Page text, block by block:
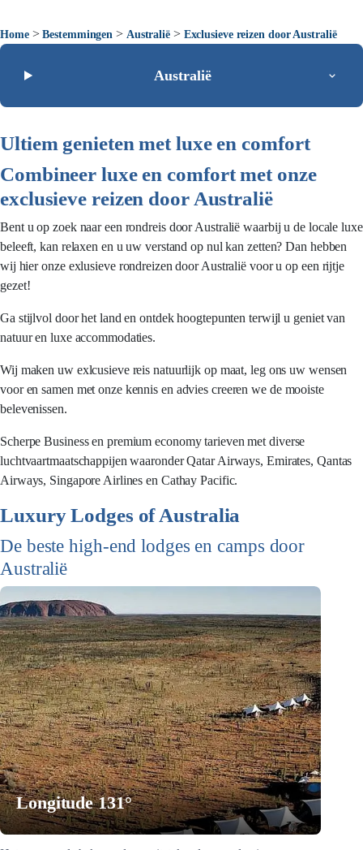
Home>Bestemmingen > Australië> Exclusieve reizen door Australië
Australië
Ultiem genieten met luxe en comfort
Combineer luxe en comfort met onze
exclusieve reizen door Australië
Bent u op zoek naar een rondreis door Australië waarbij u de locale luxe
beleeft, kan relaxen en u uw verstand op nul kan zetten? Dan hebben
wij hier onze exlusieve rondreizen door Australië voor u op een rijtje
gezet!
Ga stijlvol door het land en ontdek hoogtepunten terwijl u geniet van
natuur en luxe accommodaties.
Wij maken uw exlcusieve reis natuurlijk op maat, leg ons uw wensen
voor en samen met onze kennis en advies creeren we de mooiste
belevenissen.
Scherpe Business en premium economy tarieven met diverse
luchtvaartmaatschappijen waaronder Qatar Airways, Emirates, Qantas
Airways, Singapore Airlines en Cathay Pacific.
Luxury Lodges of Australia
De beste high-end lodges en camps door
Australië
Longitude 131°